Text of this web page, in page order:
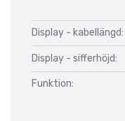
Display - kabellängd:
Display - sifferhöjd:
Funktion: